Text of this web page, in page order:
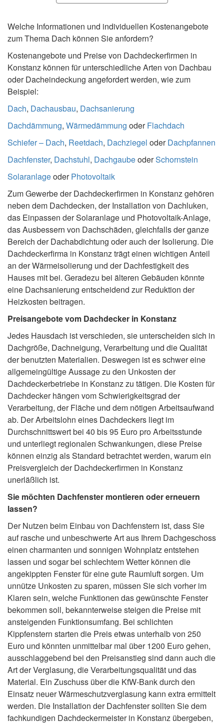
Welche Informationen und individuellen Kostenangebote
zum Thema Dach können Sie anfordern?
Kostenangebote und Preise von Dachdeckerfirmen in
Konstanz können für unterschiedliche Arten von Dachbau
oder Dacheindeckung angefordert werden, wie zum
Beispiel:
Dach, Dachausbau, Dachsanierung
Dachdämmung, Wärmedämmung oderFlachdach
Schiefer – Dach, Reetdach, Dachziegel oderDachpfannen
Dachfenster, Dachstuhl, DachgaubeoderSchornstein
SolaranlageoderPhotovoltaik
Zum Gewerbe der Dachdeckerfirmen in Konstanz gehören
neben dem Dachdecken, der Installation von Dachluken,
das Einpassen der Solaranlage und Photovoltaik-Anlage,
das Ausbessern von Dachschäden, gleichfalls der ganze
Bereich der Dachabdichtung oder auch der Isolierung. Die
Dachdeckerfirma in Konstanz trägt einen wichtigen Anteil
an der Wärmeisolierung und der Dachfestigkeit des
Hauses mit bei. Geradezu bei älteren Gebäuden könnte
eine Dachsanierung entscheidend zur Reduktion der
Heizkosten beitragen.
Preisangebote vom Dachdecker in Konstanz
Jedes Hausdach ist verschieden, sie unterscheiden sich in
Dachgröße, Dachneigung, Verarbeitung und die Qualität
der benutzten Materialien. Deswegen ist es schwer eine
allgemeingültige Aussage zu den Unkosten der
Dachdeckerbetriebe in Konstanz zu tätigen. Die Kosten für
Dachdecker hängen vom Schwierigkeitsgrad der
Verarbeitung, der Fläche und dem nötigen Arbeitsaufwand
ab. Der Arbeitslohn eines Dachdeckers liegt im
Durchschnittswert bei 40 bis 95 Euro pro Arbeitsstunde
und unterliegt regionalen Schwankungen, diese Preise
können einzig als Standard betrachtet werden, warum ein
Preisvergleich der Dachdeckerfirmen in Konstanz
unerläßlich ist.
Sie möchten Dachfenster montieren oder erneuern
lassen?
Der Nutzen beim Einbau von Dachfenstern ist, dass Sie
auf rasche und unbeschwerte Art aus Ihrem Dachgeschoss
einen charmanten und sonnigen Wohnplatz entstehen
lassen und sogar bei schlechtem Wetter können die
angekippten Fenster für eine gute Raumluft sorgen. Um
unnütze Unkosten zu sparen, müssen Sie sich vorher im
Klaren sein, welche Funktionen das gewünschte Fenster
bekommen soll, bekannterweise steigen die Preise mit
ansteigenden Funktionsumfang. Bei schlichten
Kippfenstern starten die Preis etwas unterhalb von 250
Euro und könnten unmittelbar mal über 1200 Euro gehen,
ausschlaggebend bei den Preisanstieg sind dann auch die
Art der Verglasung, die Verarbeitungsqualität und das
Material. Ein Zuschuss über die KfW-Bank durch den
Einsatz neuer Wärmeschutzverglasung kann extra ermittelt
werden. Die Installation der Dachfenster sollten Sie dem
fachkundigen Dachdeckermeister in Konstanz übergeben,